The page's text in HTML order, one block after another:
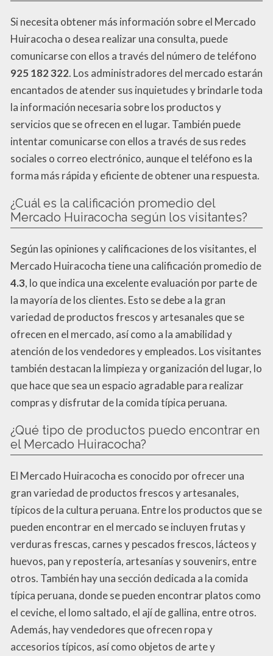
Si necesita obtener más información sobre el Mercado
Huiracocha o desea realizar una consulta, puede
comunicarse con ellos a través del número de teléfono
925 182 322. Los administradores del mercado estarán
encantados de atender sus inquietudes y brindarle toda
la información necesaria sobre los productos y
servicios que se ofrecen en el lugar. También puede
intentar comunicarse con ellos a través de sus redes
sociales o correo electrónico, aunque el teléfono es la
forma más rápida y eficiente de obtener una respuesta.
¿Cuál es la calificación promedio del
Mercado Huiracocha según los visitantes?
Según las opiniones y calificaciones de los visitantes, el
Mercado Huiracocha tiene una calificación promedio de
4.3, lo que indica una excelente evaluación por parte de
la mayoría de los clientes. Esto se debe a la gran
variedad de productos frescos y artesanales que se
ofrecen en el mercado, así como a la amabilidad y
atención de los vendedores y empleados. Los visitantes
también destacan la limpieza y organización del lugar, lo
que hace que sea un espacio agradable para realizar
compras y disfrutar de la comida típica peruana.
¿Qué tipo de productos puedo encontrar en
el Mercado Huiracocha?
El Mercado Huiracocha es conocido por ofrecer una
gran variedad de productos frescos y artesanales,
típicos de la cultura peruana. Entre los productos que se
pueden encontrar en el mercado se incluyen frutas y
verduras frescas, carnes y pescados frescos, lácteos y
huevos, pan y repostería, artesanías y souvenirs, entre
otros. También hay una sección dedicada a la comida
típica peruana, donde se pueden encontrar platos como
el ceviche, el lomo saltado, el ají de gallina, entre otros.
Además, hay vendedores que ofrecen ropa y
accesorios típicos, así como objetos de arte y